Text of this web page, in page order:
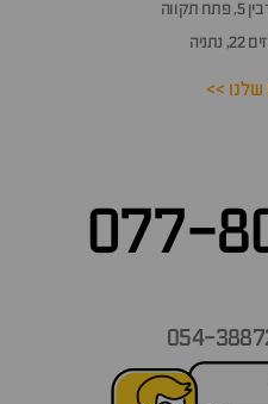
שלנו >>
077-